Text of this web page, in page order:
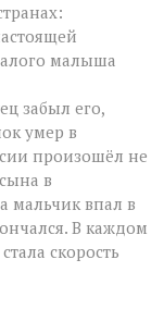
малыша
забыл его,
умер в
произошёл не
в
мальчик впал в
В каждом
скорость